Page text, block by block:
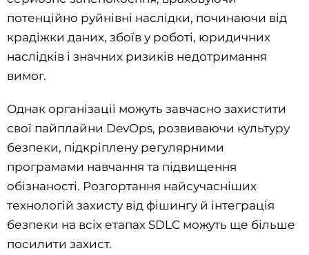
потенційно руйнівні наслідки, починаючи від
крадіжки даних, збоїв у роботі, юридичних
наслідків і значних ризиків недотримання
вимог.
Однак організації можуть завчасно захистити
свої пайплайни DevOps, розвиваючи культуру
безпеки, підкріплену регулярними
програмами навчання та підвищення
обізнаності. Розгортання найсучасніших
технологій захисту від фішингу й інтеграція
безпеки на всіх етапах SDLC можуть ще більше
посилити захист.